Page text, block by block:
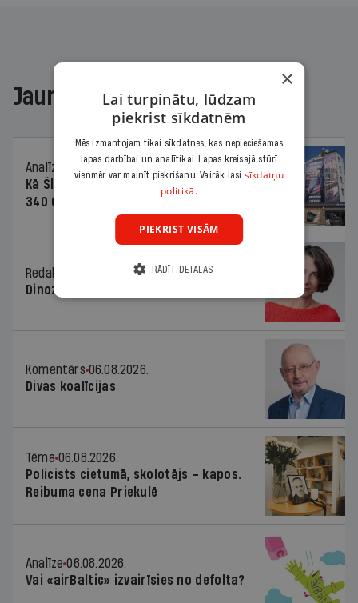
Jaunākajā žurnālā
Analīze
06.08.2026.
Kā Šlesera partija palika nesodīta par
340 000 vērtu reklāmas kampaņu
Redaktores sleja
06.08.2026.
Dinozaura triks
Komentārs 06.08.2026.
Divas koalīcijas
Tēma 06.08.2026.
Policists cietumā, skolotājs – kapos.
Reibuma cena Priekulē
Analīze 06.08.2026.
Vai «airBaltic» izvairīsies no defolta?
×
Lai turpinātu, lūdzam
piekrist sīkdatnēm
Mēs izmantojam tikai sīkdatnes, kas nepieciešamas
lapas darbībai un analītikai. Lapas kreisajā stūrī
vienmēr var mainīt piekrišanu. Vairāk lasi sīkdatņu
politikā.
PIEKRIST VISĀM
RĀDĪT DETAĻAS